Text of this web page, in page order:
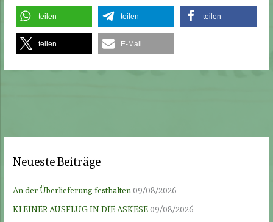
teilen teilen teilen
teilen E-Mail
Neueste Beiträge
An der Überlieferung festhalten09/08/2026
KLEINER AUSFLUG IN DIE ASKESE09/08/2026